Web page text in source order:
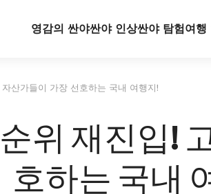
영감의 싼야싼야 인상싼야 탐험여행
산가들이 가장 선호하는 국내 여행지!
위 재진입!
호하는 국내